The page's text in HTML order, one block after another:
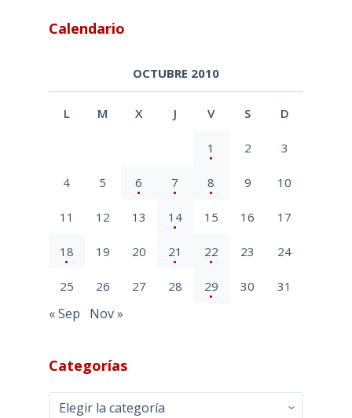
Calendario
OCTUBRE 2010
L M X J V S D
1 2 3
4 5 6 7 8 9 10
11 12 13 14 15 16 17
18 19 20 21 22 23 24
25 26 27 28 29 30 31
« Sep Nov »
Categorías
Categorías